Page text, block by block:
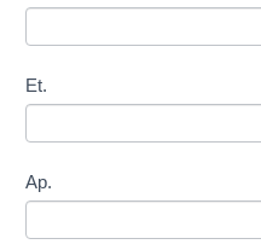
Et.
Ap.